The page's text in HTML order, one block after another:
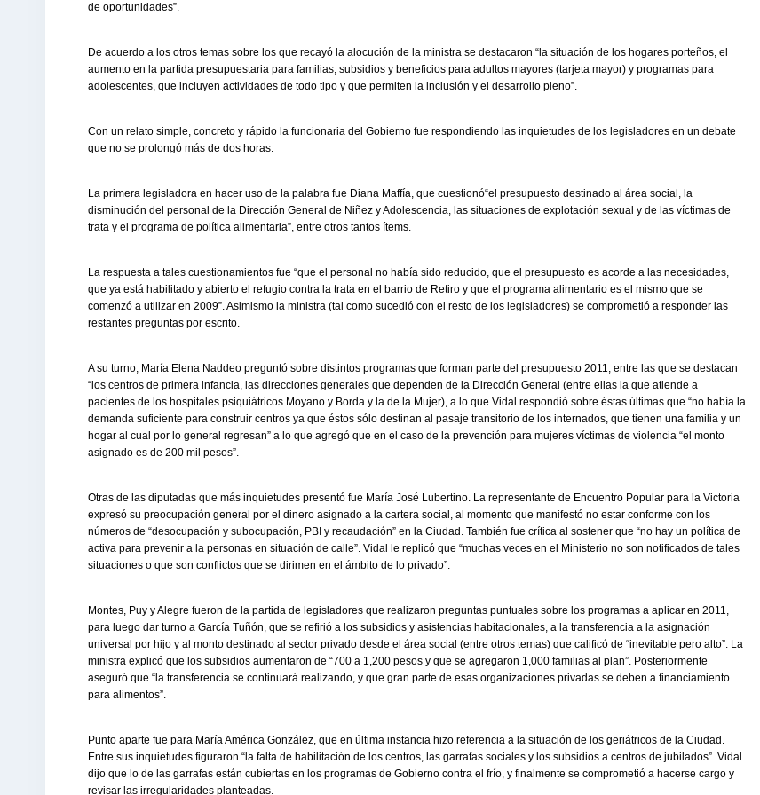
de oportunidades”.
De acuerdo a los otros temas sobre los que recayó la alocución de la ministra se destacaron “la situación de los hogares porteños, el
aumento en la partida presupuestaria para familias, subsidios y beneficios para adultos mayores (tarjeta mayor) y programas para
adolescentes, que incluyen actividades de todo tipo y que permiten la inclusión y el desarrollo pleno”.
Con un relato simple, concreto y rápido la funcionaria del Gobierno fue respondiendo las inquietudes de los legisladores en un debate
que no se prolongó más de dos horas.
La primera legisladora en hacer uso de la palabra fue Diana Maffía, que cuestionó“el presupuesto destinado al área social, la
disminución del personal de la Dirección General de Niñez y Adolescencia, las situaciones de explotación sexual y de las víctimas de
trata y el programa de política alimentaria”, entre otros tantos ítems.
La respuesta a tales cuestionamientos fue “que el personal no había sido reducido, que el presupuesto es acorde a las necesidades,
que ya está habilitado y abierto el refugio contra la trata en el barrio de Retiro y que el programa alimentario es el mismo que se
comenzó a utilizar en 2009”. Asimismo la ministra (tal como sucedió con el resto de los legisladores) se comprometió a responder las
restantes preguntas por escrito.
A su turno, María Elena Naddeo preguntó sobre distintos programas que forman parte del presupuesto 2011, entre las que se destacan
“los centros de primera infancia, las direcciones generales que dependen de la Dirección General (entre ellas la que atiende a
pacientes de los hospitales psiquiátricos Moyano y Borda y la de la Mujer), a lo que Vidal respondió sobre éstas últimas que “no había la
demanda suficiente para construir centros ya que éstos sólo destinan al pasaje transitorio de los internados, que tienen una familia y un
hogar al cual por lo general regresan” a lo que agregó que en el caso de la prevención para mujeres víctimas de violencia “el monto
asignado es de 200 mil pesos”.
Otras de las diputadas que más inquietudes presentó fue María José Lubertino. La representante de Encuentro Popular para la Victoria
expresó su preocupación general por el dinero asignado a la cartera social, al momento que manifestó no estar conforme con los
números de “desocupación y subocupación, PBI y recaudación” en la Ciudad. También fue crítica al sostener que “no hay un política de
activa para prevenir a la personas en situación de calle”. Vidal le replicó que “muchas veces en el Ministerio no son notificados de tales
situaciones o que son conflictos que se dirimen en el ámbito de lo privado”.
Montes, Puy y Alegre fueron de la partida de legisladores que realizaron preguntas puntuales sobre los programas a aplicar en 2011,
para luego dar turno a García Tuñón, que se refirió a los subsidios y asistencias habitacionales, a la transferencia a la asignación
universal por hijo y al monto destinado al sector privado desde el área social (entre otros temas) que calificó de “inevitable pero alto”. La
ministra explicó que los subsidios aumentaron de “700 a 1,200 pesos y que se agregaron 1,000 familias al plan”. Posteriormente
aseguró que “la transferencia se continuará realizando, y que gran parte de esas organizaciones privadas se deben a financiamiento
para alimentos”.
Punto aparte fue para María América González, que en última instancia hizo referencia a la situación de los geriátricos de la Ciudad.
Entre sus inquietudes figuraron “la falta de habilitación de los centros, las garrafas sociales y los subsidios a centros de jubilados”. Vidal
dijo que lo de las garrafas están cubiertas en los programas de Gobierno contra el frío, y finalmente se comprometió a hacerse cargo y
revisar las irregularidades planteadas.